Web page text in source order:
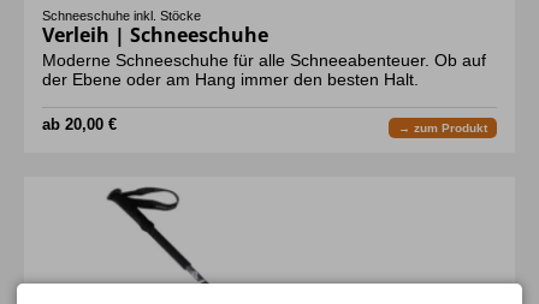
Schneeschuhe inkl. Stöcke
Verleih | Schneeschuhe
Moderne Schneeschuhe für alle Schneeabenteuer. Ob auf
der Ebene oder am Hang immer den besten Halt.
ab 20,00 € → zum Produkt